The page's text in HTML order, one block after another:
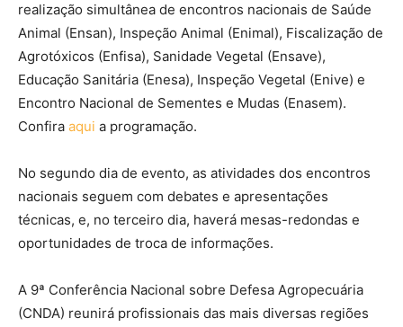
realização simultânea de encontros nacionais de Saúde
Animal (Ensan), Inspeção Animal (Enimal), Fiscalização de
Agrotóxicos (Enfisa), Sanidade Vegetal (Ensave),
Educação Sanitária (Enesa), Inspeção Vegetal (Enive) e
Encontro Nacional de Sementes e Mudas (Enasem).
Confira aqui a programação.
No segundo dia de evento, as atividades dos encontros
nacionais seguem com debates e apresentações
técnicas, e, no terceiro dia, haverá mesas-redondas e
oportunidades de troca de informações.
A 9ª Conferência Nacional sobre Defesa Agropecuária
(CNDA) reunirá profissionais das mais diversas regiões